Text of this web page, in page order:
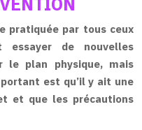
pratiquée par tous ceux
essayer de nouvelles
le plan physique, mais
est qu’il y ait une
et que les précautions